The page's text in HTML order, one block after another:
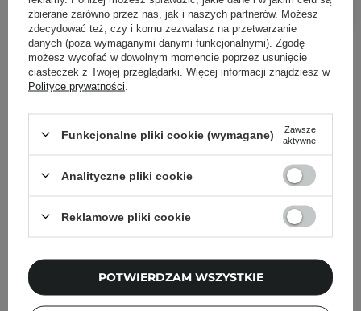
Inni klienci sprawdzali również
zbierane zarówno przez nas, jak i naszych partnerów. Możesz
zdecydować też, czy i komu zezwalasz na przetwarzanie
danych (poza wymaganymi danymi funkcjonalnymi). Zgodę
możesz wycofać w dowolnym momencie poprzez usunięcie
ciasteczek z Twojej przeglądarki. Więcej informacji znajdziesz w
Polityce prywatności
Funkcjonalne pliki cookie (wymagane)
Zawsze
aktywne
Analityczne pliki cookie
Reklamowe pliki cookie
POTWIERDZAM WSZYSTKIE